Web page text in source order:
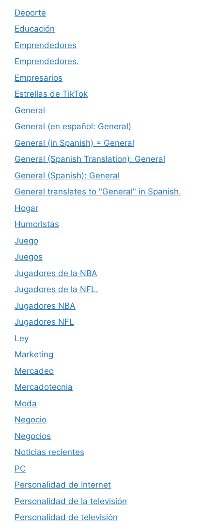
Deporte
Educación
Emprendedores
Emprendedores.
Empresarios
Estrellas de TikTok
General
General (en español: General)
General (in Spanish) = General
General (Spanish Translation): General
General (Spanish): General
General translates to "General" in Spanish.
Hogar
Humoristas
Juego
Juegos
Jugadores de la NBA
Jugadores de la NFL.
Jugadores NBA
Jugadores NFL
Ley
Marketing
Mercadeo
Mercadotecnia
Moda
Negocio
Negocios
Noticias recientes
PC
Personalidad de Internet
Personalidad de la televisión
Personalidad de televisión